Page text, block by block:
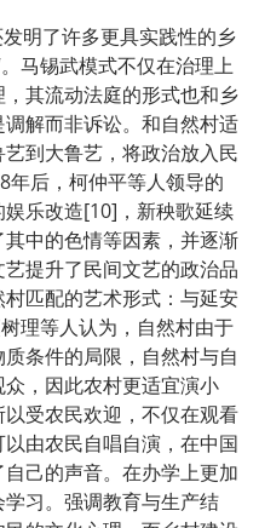
明了许多更具实践性的乡
马锡武模式不仅在治理上
其流动法庭的形式也和乡
解而非诉讼。和自然村适
到大鲁艺，将政治放入民
年后，柯仲平等人领导的
乐改造[10]，新秧歌延续
中的色情等因素，并逐渐
提升了民间文艺的政治品
匹配的艺术形式：与延安
理等人认为，自然村由于
条件的局限，自然村与自
，因此农村更适宜演小
受农民欢迎，不仅在观看
由农民自唱自演，在中国
己的声音。在办学上更加
习。强调教育与生产结